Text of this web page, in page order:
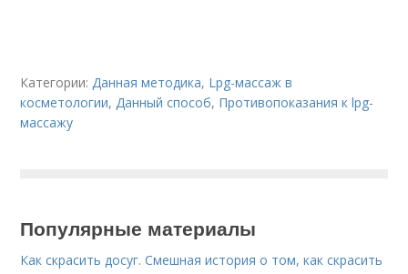
Категории:Данная методика, Lpg-массаж в
косметологии,Данный способ, Противопоказания к lpg-
массажу
Популярные материалы
Как скрасить досуг. Смешная история о том, как скрасить